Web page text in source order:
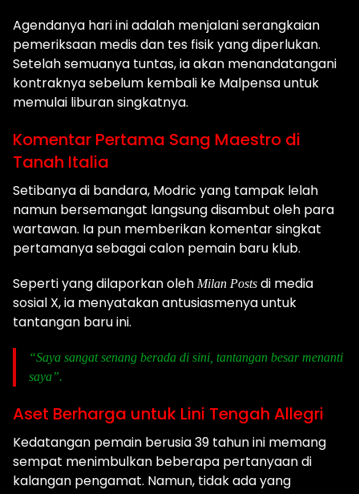
Agendanya hari ini adalah menjalani serangkaian
pemeriksaan medis dan tes fisik yang diperlukan.
Setelah semuanya tuntas, ia akan menandatangani
kontraknya sebelum kembali ke Malpensa untuk
memulai liburan singkatnya.
Komentar Pertama Sang Maestro di
Tanah Italia
Setibanya di bandara, Modric yang tampak lelah
namun bersemangat langsung disambut oleh para
wartawan. Ia pun memberikan komentar singkat
pertamanya sebagai calon pemain baru klub.
Seperti yang dilaporkan oleh Milan Posts di media
sosial X, ia menyatakan antusiasmenya untuk
tantangan baru ini.
“Saya sangat senang berada di sini, tantangan besar menanti
saya”.
Aset Berharga untuk Lini Tengah Allegri
Kedatangan pemain berusia 39 tahun ini memang
sempat menimbulkan beberapa pertanyaan di
kalangan pengamat. Namun, tidak ada yang